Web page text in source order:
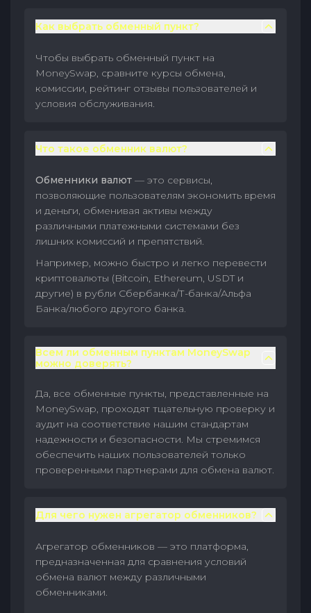
Как выбрать обменный пункт?
Чтобы выбрать обменный пункт на
MoneySwap, сравните курсы обмена,
комиссии, рейтинг отзывы пользователей и
условия обслуживания.
Что такое обменник валют?
Обменники валют — это сервисы,
позволяющие пользователям экономить время
и деньги, обменивая активы между
различными платежными системами без
лишних комиссий и препятствий.
Например, можно быстро и легко перевести
криптовалюты (Bitcoin, Ethereum, USDT и
другие) в рубли Сбербанка/Т-банка/Альфа
Банка/любого другого банка.
Всем ли обменным пунктам MoneySwap
можно доверять?
Да, все обменные пункты, представленные на
MoneySwap, проходят тщательную проверку и
аудит на соответствие нашим стандартам
надежности и безопасности. Мы стремимся
обеспечить наших пользователей только
проверенными партнерами для обмена валют.
Для чего нужен агрегатор обменников?
Агрегатор обменников — это платформа,
предназначенная для сравнения условий
обмена валют между различными
обменниками.